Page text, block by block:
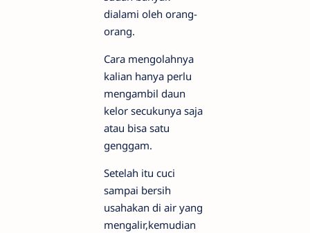
dialami oleh orang-
orang.
Cara mengolahnya
kalian hanya perlu
mengambil daun
kelor secukunya saja
atau bisa satu
genggam.
Setelah itu cuci
sampai bersih
usahakan di air yang
mengalir,kemudian